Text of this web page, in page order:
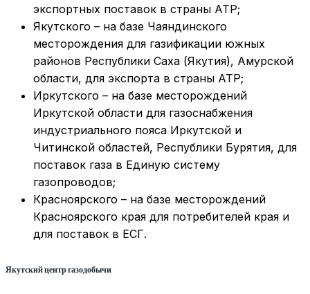
экспортных поставок в страны АТР;
Якутского – на базе Чаяндинского
месторождения для газификации южных
районов Республики Саха (Якутия), Амурской
области, для экспорта в страны АТР;
Иркутского – на базе месторождений
Иркутской области для газоснабжения
индустриального пояса Иркутской и
Читинской областей, Республики Бурятия, для
поставок газа в Единую систему
газопроводов;
Красноярского – на базе месторождений
Красноярского края для потребителей края и
для поставок в ЕСГ.
Якутский центр газодобычи